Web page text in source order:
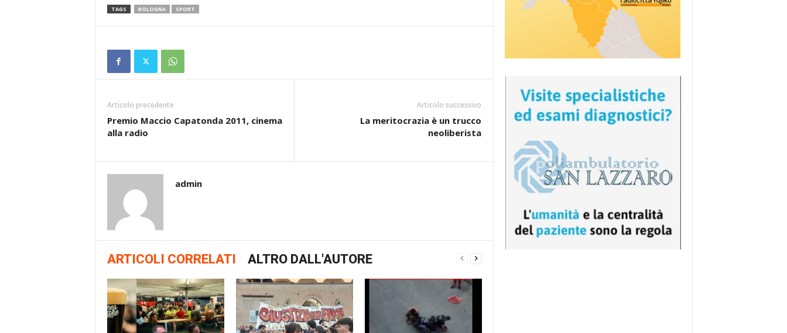
TAGS BOLOGNA SPORT
Articolo precedente
Premio Maccio Capatonda 2011, cinema
alla radio
Articolo successivo
La meritocrazia è un trucco
neoliberista
admin
ARTICOLI CORRELATI ALTRO DALL'AUTORE